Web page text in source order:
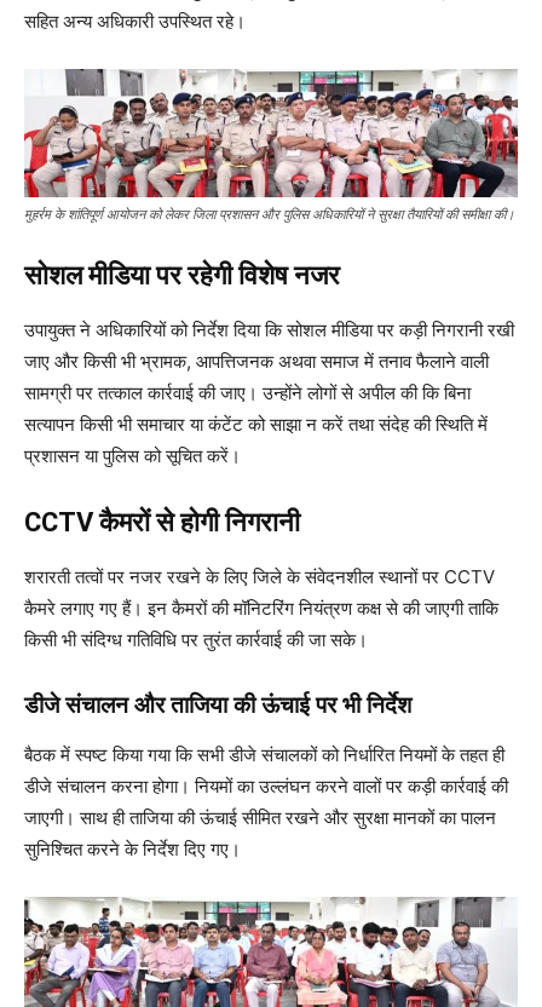
सहित अन्य अधिकारी उपस्थित रहे।
मुहर्रम के शांतिपूर्ण आयोजन को लेकर जिला प्रशासन और पुलिस अधिकारियों ने सुरक्षा तैयारियों की समीक्षा की।
सोशल मीडिया पर रहेगी विशेष नजर
उपायुक्त ने अधिकारियों को निर्देश दिया कि सोशल मीडिया पर कड़ी निगरानी रखी
जाए और किसी भी भ्रामक, आपत्तिजनक अथवा समाज में तनाव फैलाने वाली
सामग्री पर तत्काल कार्रवाई की जाए। उन्होंने लोगों से अपील की कि बिना
सत्यापन किसी भी समाचार या कंटेंट को साझा न करें तथा संदेह की स्थिति में
प्रशासन या पुलिस को सूचित करें।
CCTV कैमरों से होगी निगरानी
शरारती तत्वों पर नजर रखने के लिए जिले के संवेदनशील स्थानों पर CCTV
कैमरे लगाए गए हैं। इन कैमरों की मॉनिटरिंग नियंत्रण कक्ष से की जाएगी ताकि
किसी भी संदिग्ध गतिविधि पर तुरंत कार्रवाई की जा सके।
डीजे संचालन और ताजिया की ऊंचाई पर भी निर्देश
बैठक में स्पष्ट किया गया कि सभी डीजे संचालकों को निर्धारित नियमों के तहत ही
डीजे संचालन करना होगा। नियमों का उल्लंघन करने वालों पर कड़ी कार्रवाई की
जाएगी। साथ ही ताजिया की ऊंचाई सीमित रखने और सुरक्षा मानकों का पालन
सुनिश्चित करने के निर्देश दिए गए।